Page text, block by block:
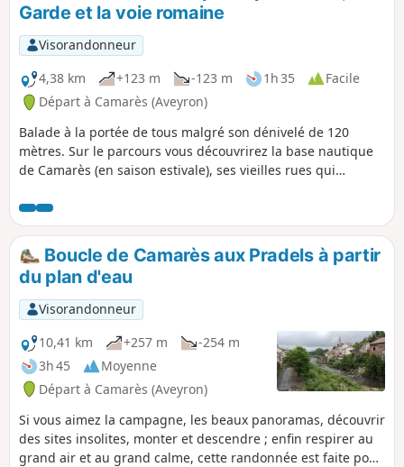
Garde et la voie romaine
Visorandonneur
4,38 km
+123 m -123 m 1h 35
Facile
Départ à Camarès (Aveyron)
Balade à la portée de tous malgré son dénivelé de 120
mètres. Sur le parcours vous découvrirez la base nautique
de Camarès (en saison estivale), ses vieilles rues qui
panoramas sur le village et ceux d'alentour.
Boucle de Camarès aux Pradels à partir
du plan d'eau
Visorandonneur
10,41 km
+257 m
-254 m
3h 45
Moyenne
Départ à Camarès (Aveyron)
Si vous aimez la campagne, les beaux panoramas, découvrir
des sites insolites, monter et descendre ; enfin respirer au
grand air et au grand calme, cette randonnée est faite pour